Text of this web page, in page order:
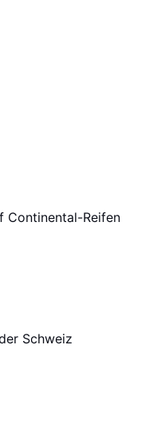
Continental-Reifen
Schweiz